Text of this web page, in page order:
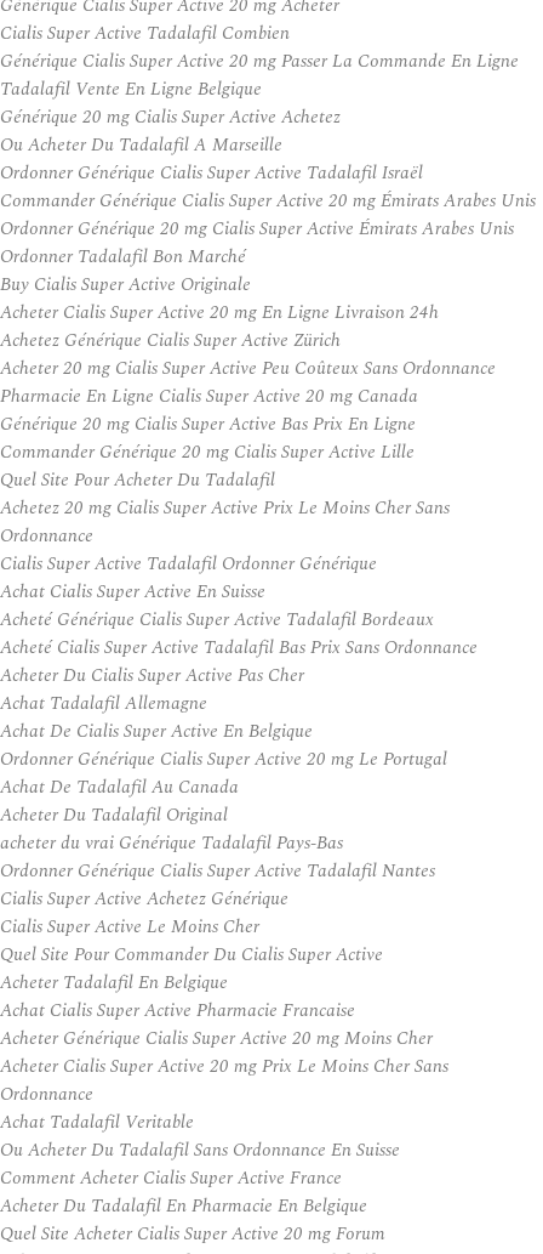
Cialis Super Active Tadalafil Combien
Générique Cialis Super Active 20 mg Passer La Commande En Ligne
Tadalafil Vente En Ligne Belgique
Générique 20 mg Cialis Super Active Achetez
Ou Acheter Du Tadalafil A Marseille
Ordonner Générique Cialis Super Active Tadalafil Israël
Commander Générique Cialis Super Active 20 mg Émirats Arabes Unis
Ordonner Générique 20 mg Cialis Super Active Émirats Arabes Unis
Ordonner Tadalafil Bon Marché
Buy Cialis Super Active Originale
Acheter Cialis Super Active 20 mg En Ligne Livraison 24h
Achetez Générique Cialis Super Active Zürich
Acheter 20 mg Cialis Super Active Peu Coûteux Sans Ordonnance
Pharmacie En Ligne Cialis Super Active 20 mg Canada
Générique 20 mg Cialis Super Active Bas Prix En Ligne
Commander Générique 20 mg Cialis Super Active Lille
Quel Site Pour Acheter Du Tadalafil
Achetez 20 mg Cialis Super Active Prix Le Moins Cher Sans
Ordonnance
Cialis Super Active Tadalafil Ordonner Générique
Achat Cialis Super Active En Suisse
Acheté Générique Cialis Super Active Tadalafil Bordeaux
Acheté Cialis Super Active Tadalafil Bas Prix Sans Ordonnance
Acheter Du Cialis Super Active Pas Cher
Achat Tadalafil Allemagne
Achat De Cialis Super Active En Belgique
Ordonner Générique Cialis Super Active 20 mg Le Portugal
Achat De Tadalafil Au Canada
Acheter Du Tadalafil Original
acheter du vrai Générique Tadalafil Pays-Bas
Ordonner Générique Cialis Super Active Tadalafil Nantes
Cialis Super Active Achetez Générique
Cialis Super Active Le Moins Cher
Quel Site Pour Commander Du Cialis Super Active
Acheter Tadalafil En Belgique
Achat Cialis Super Active Pharmacie Francaise
Acheter Générique Cialis Super Active 20 mg Moins Cher
Acheter Cialis Super Active 20 mg Prix Le Moins Cher Sans
Ordonnance
Achat Tadalafil Veritable
Ou Acheter Du Tadalafil Sans Ordonnance En Suisse
Comment Acheter Cialis Super Active France
Acheter Du Tadalafil En Pharmacie En Belgique
Quel Site Acheter Cialis Super Active 20 mg Forum